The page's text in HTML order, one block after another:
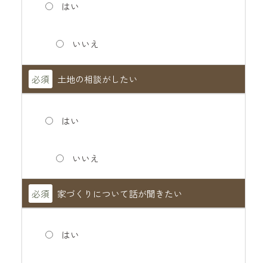
はい
いいえ
必須 土地の相談がしたい
はい
いいえ
必須 家づくりについて話が聞きたい
はい